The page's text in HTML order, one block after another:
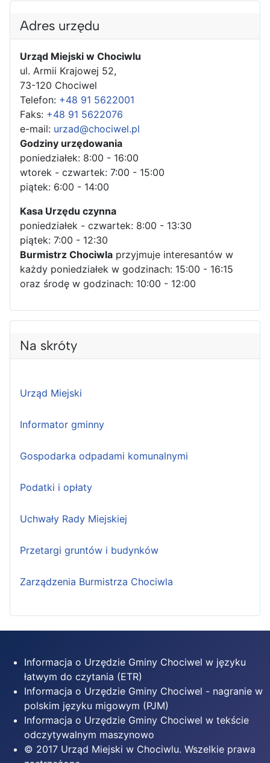
Adres urzędu
Urząd Miejski w Chociwlu
ul. Armii Krajowej 52,
73-120 Chociwel
Telefon: +48 91 5622001
Faks: +48 91 5622076
e-mail: urzad@chociwel.pl
Godziny urzędowania
poniedziałek: 8:00 - 16:00
wtorek - czwartek: 7:00 - 15:00
piątek: 6:00 - 14:00
Kasa Urzędu czynna
poniedziałek - czwartek: 8:00 - 13:30
piątek: 7:00 - 12:30
Burmistrz Chociwla przyjmuje interesantów w
każdy poniedziałek w godzinach: 15:00 - 16:15
oraz środę w godzinach: 10:00 - 12:00
Na skróty
Urząd Miejski
Informator gminny
Gospodarka odpadami komunalnymi
Podatki i opłaty
Uchwały Rady Miejskiej
Przetargi gruntów i budynków
Zarządzenia Burmistrza Chociwla
Informacja o Urzędzie Gminy Chociwel w języku
łatwym do czytania (ETR)
Informacja o Urzędzie Gminy Chociwel - nagranie w
polskim języku migowym (PJM)
Informacja o Urzędzie Gminy Chociwel w tekście
odczytywalnym maszynowo
© 2017 Urząd Miejski w Chociwlu. Wszelkie prawa